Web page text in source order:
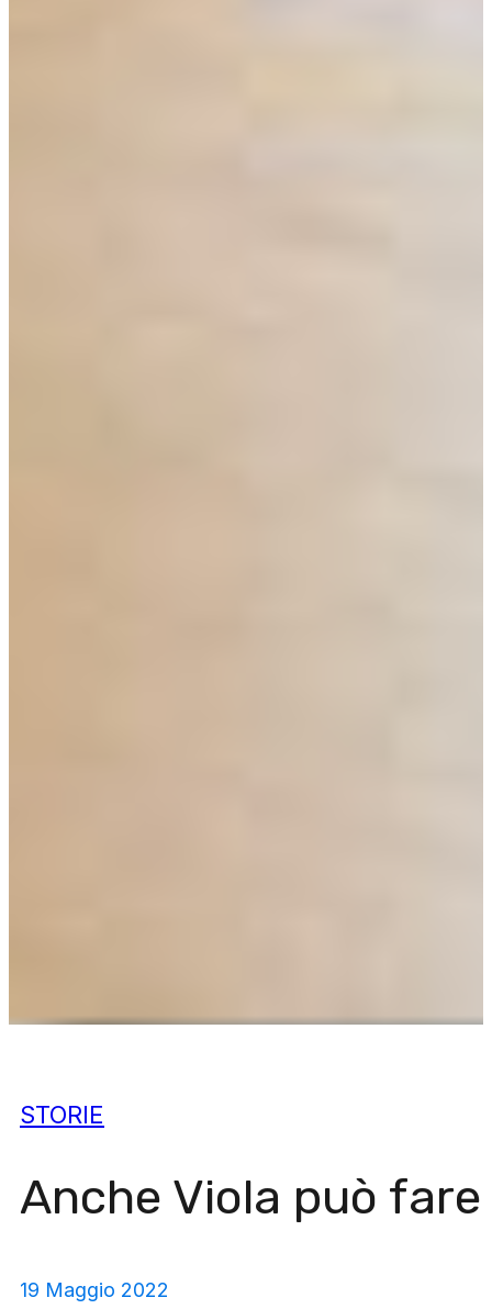
STORIE
Anche Viola può
19 Maggio 2022